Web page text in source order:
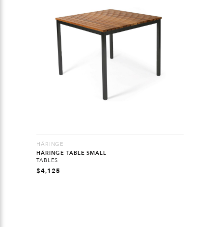
HÄRINGE
HÄRINGE TABLE SMALL
TABLES
$4,125